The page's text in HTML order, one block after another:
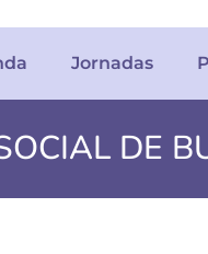
Jornadas
DE